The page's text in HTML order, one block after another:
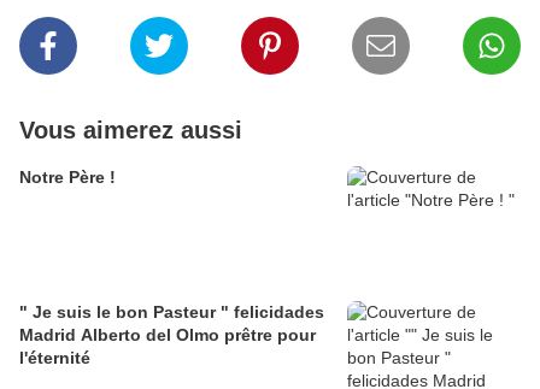
Vous aimerez aussi
Notre Père !
" Je suis le bon Pasteur " felicidades
Madrid Alberto del Olmo prêtre pour
l'éternité